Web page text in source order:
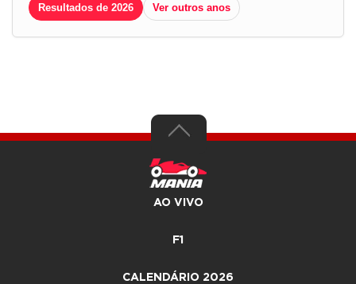
Resultados de 2026 Ver outros anos
AO VIVO
F1
CALENDÁRIO 2026